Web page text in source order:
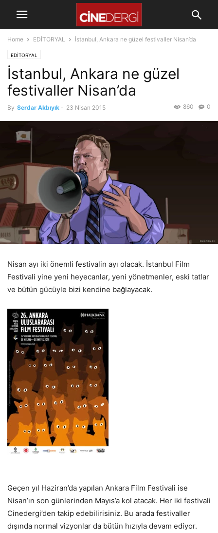
Home EDİTORYAL İstanbul, Ankara ne güzel festivaller Nisan’da
EDİTORYAL
İstanbul, Ankara ne güzel
festivaller Nisan’da
By Serdar Akbıyık - 23 Nisan 2015 0
860
Nisan ayı iki önemli festivalin ayı olacak. İstanbul Film
Festivali yine yeni heyecanlar, yeni yönetmenler, eski tatlar
ve bütün gücüyle bizi kendine bağlayacak.
Geçen yıl Haziran’da yapılan Ankara Film Festivali ise
Nisan’ın son günlerinden Mayıs’a kol atacak. Her iki festivali
Cinedergi’den takip edebilirisiniz. Bu arada festivaller
dışında normal vizyonlar da bütün hızıyla devam ediyor.